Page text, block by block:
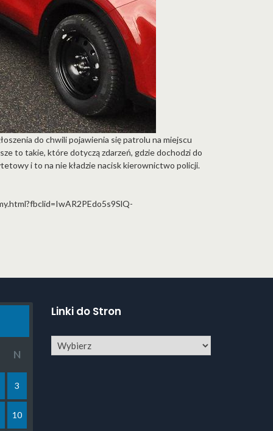
do chwili pojawienia się patrolu na miejscu
to takie, które dotyczą zdarzeń, gdzie dochodzi do
i to na nie kładzie nacisk kierownictwo policji.
N
3
10
Linki do Stron